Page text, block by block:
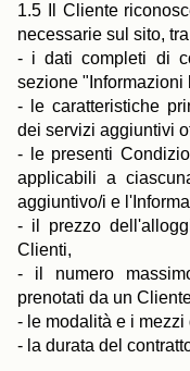
1.5 Il Cliente
necessarie sul sito,
- i dati completi di
sezione "Informazioni
- le caratteristiche
dei servizi aggiuntivi
- le presenti
applicabili a
aggiuntivo/i e
- il prezzo
Clienti,
- il numero
prenotati da un
- le modalità e i
- la durata del